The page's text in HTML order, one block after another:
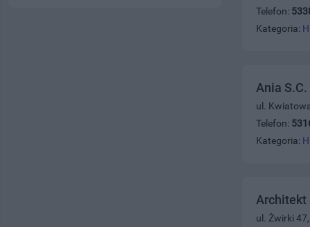
Telefon:
Kategoria:
Ania
ul.
Telefon:
Kategoria:
Architekt
ul. Żwirki